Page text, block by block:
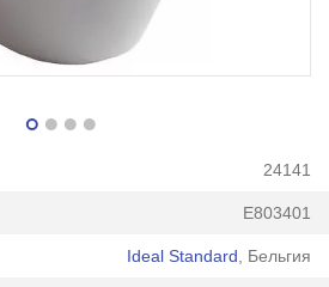
24141
E803401
Ideal Standard , Бельгия